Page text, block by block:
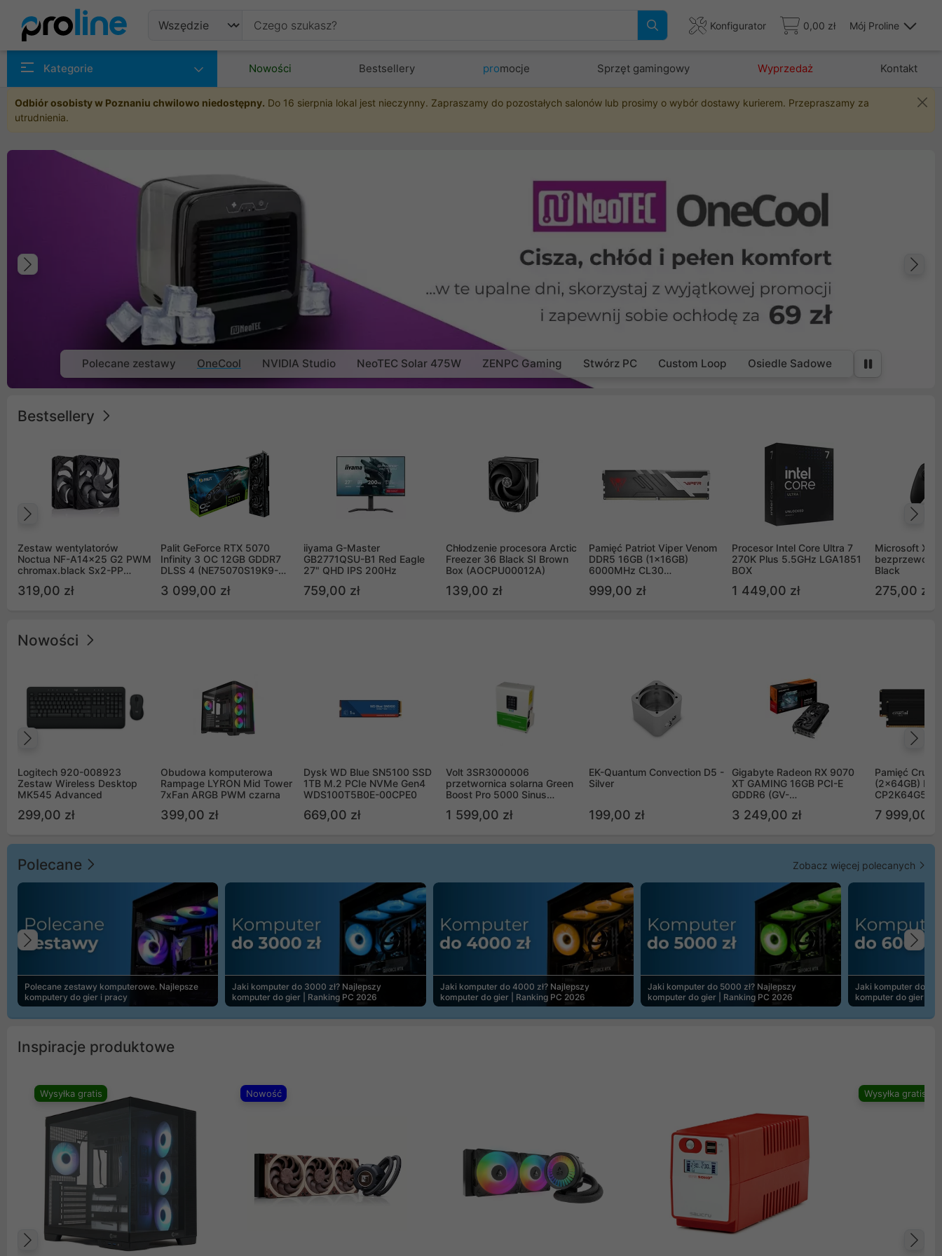
Konfigurator 0,00 zł Mój Proline
Kategorie Nowości Bestsellery promocje Sprzęt gamingowy Wyprzedaż Kontakt
Odbiór osobisty w Poznaniu chwilowo niedostępny. Do 16 sierpnia lokal jest nieczynny. Zapraszamy do pozostałych salonów lub prosimy o wybór dostawy kurierem. Przepraszamy za
utrudnienia.
Poprzedni
Polecane zestawy OneCool NVIDIA Studio NeoTEC Solar 475W ZENPC Gaming Stwórz PC Custom Loop Osiedle Sadowe
Bestsellery
Zestaw wentylatorów
Noctua NF-A14x25 G2 PWM
chromax.black Sx2-PP
(2szt)
319,00 zł
Palit GeForce RTX 5070
Infinity 3 OC 12GB GDDR7
DLSS 4 (NE75070S19K9-
3 099,00 zł
iiyama G-Master
GB2771QSU-B1 Red Eagle
27" QHD IPS 200Hz
759,00 zł
Chłodzenie procesora Arctic
Freezer 36 Black SI Brown
Box (AOCPU00012A)
139,00 zł
Pamięć Patriot Viper Venom
DDR5 16GB (1x16GB)
6000MHz CL30
999,00 zł
Procesor Intel Core Ultra 7
270K Plus 5.5GHz LGA1851
BOX
1 449,00 zł
Microsoft
Black
275,00 zł
Nowości
Logitech 920-008923
Zestaw Wireless Desktop
MK545 Advanced
299,00 zł
Obudowa komputerowa
Rampage LYRON Mid Tower
7xFan ARGB PWM czarna
399,00 zł
Dysk WD Blue SN5100 SSD
1TB M.2 PCIe NVMe Gen4
WDS100T5B0E-00CPE0
669,00 zł
Volt 3SR3000006
przetwornica solarna Green
Boost Pro 5000 Sinus
1 599,00 zł
EK-Quantum Convection D5 -
Silver
199,00 zł
Gigabyte Radeon RX 9070
XT GAMING 16GB PCI-E
GDDR6 (GV-
3 249,00 zł
Pamięć
(2x64GB)
7 999,00 zł
Polecane Zobacz więcej polecanych
Polecane zestawy komputerowe. Najlepsze
komputery do gier i pracy
Jaki komputer do 3000 zł? Najlepszy
komputer do gier | Ranking PC 2026
Jaki komputer do 4000 zł? Najlepszy
komputer do gier | Ranking PC 2026
Jaki komputer do 5000 zł? Najlepszy
komputer do gier | Ranking PC 2026
Jaki komputer do
komputer do gier |
Poprzedni
Inspiracje produktowe
Wysyłka gratis Nowość Wysyłka gratis